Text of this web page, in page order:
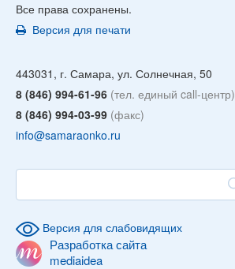
Все права сохранены.
Версия для печати
443031, г. Самара, ул. Солнечная, 50
8 (846) 994-61-96 (тел. единый call-центр)
8 (846) 994-03-99 (факс)
info@samaraonko.ru
Версия для слабовидящих
Разработка сайта
mediaidea